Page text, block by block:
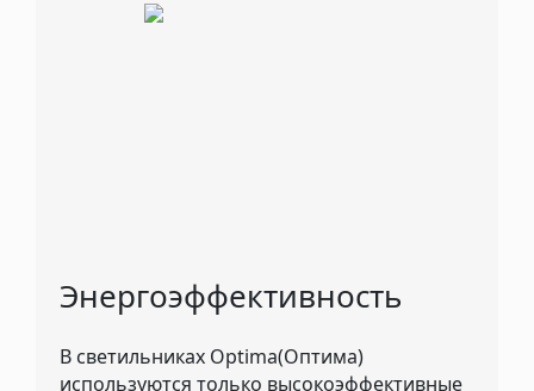
Энергоэффективность
В светильниках Optima(Оптима)
используются только высокоэффективные